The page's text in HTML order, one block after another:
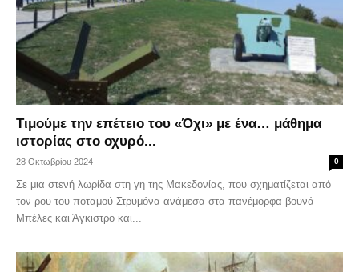
Τιμούμε την επέτειο του «Όχι» με ένα… μάθημα
ιστορίας στο οχυρό...
28 Οκτωβρίου 2024 0
Σε μια στενή λωρίδα στη γη της Μακεδονίας, που σχηματίζεται από
τον ρου του ποταμού Στρυμόνα ανάμεσα στα πανέμορφα βουνά
Μπέλες και Άγκιστρο και...